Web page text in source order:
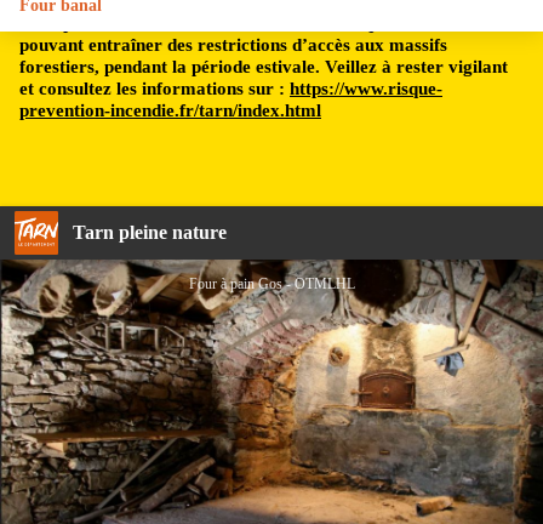
pouvant entraîner des restrictions d’accès aux massifs
forestiers, pendant la période estivale. Veillez à rester vigilant
et consultez les informations sur : https://www.risque-
prevention-incendie.fr/tarn/index.html
Tarn pleine nature
Four banal
Four à pain Gos - OTMLHL